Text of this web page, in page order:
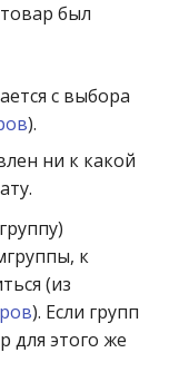
был
с выбора
).
ни к какой
к
(из
). Если групп
для этого же